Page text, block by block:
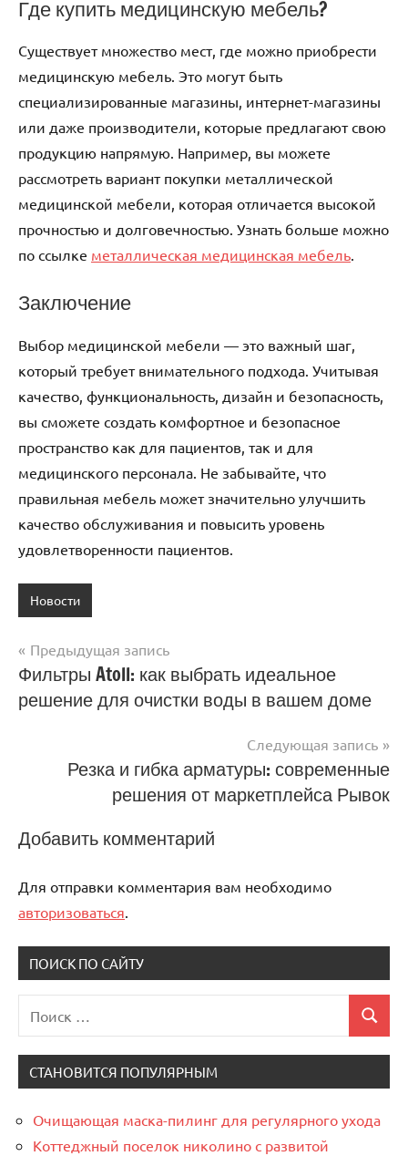
Где купить медицинскую мебель?
Существует множество мест, где можно приобрести
медицинскую мебель. Это могут быть
специализированные магазины, интернет-магазины
или даже производители, которые предлагают свою
продукцию напрямую. Например, вы можете
рассмотреть вариант покупки металлической
медицинской мебели, которая отличается высокой
прочностью и долговечностью. Узнать больше можно
по ссылке металлическая медицинская мебель.
Заключение
Выбор медицинской мебели — это важный шаг,
который требует внимательного подхода. Учитывая
качество, функциональность, дизайн и безопасность,
вы сможете создать комфортное и безопасное
пространство как для пациентов, так и для
медицинского персонала. Не забывайте, что
правильная мебель может значительно улучшить
качество обслуживания и повысить уровень
удовлетворенности пациентов.
Новости
Навигация
по
Предыдущая запись
Фильтры Atoll: как выбрать идеальное
решение для очистки воды в вашем доме
Следующая запись
Резка и гибка арматуры: современные
решения от маркетплейса Рывок
Добавить комментарий
Для отправки комментария вам необходимо
авторизоваться
ПОИСК ПО САЙТУ
для:
Поиск
СТАНОВИТСЯ ПОПУЛЯРНЫМ
Очищающая маска-пилинг для регулярного ухода
Коттеджный поселок николино с развитой